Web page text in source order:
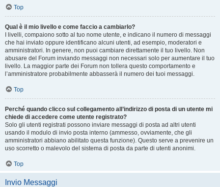
Top
Qual è il mio livello e come faccio a cambiarlo?
I livelli, compaiono sotto al tuo nome utente, e indicano il numero di messaggi
che hai inviato oppure identificano alcuni utenti, ad esempio, moderatori e
amministratori. In genere, non puoi cambiare direttamente il tuo livello. Non
abusare del Forum inviando messaggi non necessari solo per aumentare il tuo
livello. La maggior parte dei Forum non tollera questo comportamento e
l’amministratore probabilmente abbasserà il numero dei tuoi messaggi.
Top
Perché quando clicco sul collegamento all’indirizzo di posta di un utente mi
chiede di accedere come utente registrato?
Solo gli utenti registrati possono inviare messaggi di posta ad altri utenti
usando il modulo di invio posta interno (ammesso, ovviamente, che gli
amministratori abbiano abilitato questa funzione). Questo serve a prevenire un
uso scorretto o malevolo del sistema di posta da parte di utenti anonimi.
Top
Invio Messaggi